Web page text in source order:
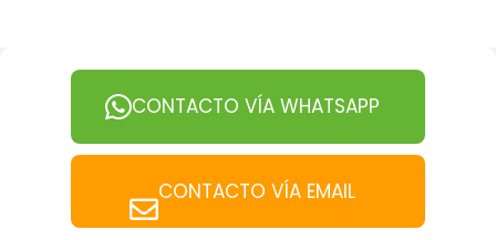
CONTACTO VÍA WHATSAPP
CONTACTO VÍA EMAIL